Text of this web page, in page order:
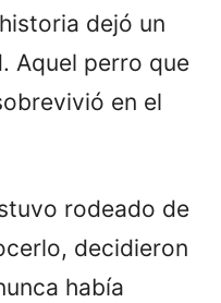
dejó un
Aquel perro que
en el
rodeado de
decidieron
había